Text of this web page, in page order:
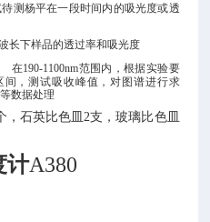
测杨平在一段时间内的吸光度或透
长下样品的透过率和吸光度
在190-1100nm范围内，根据实验要
间，测试吸收峰值，对图谱进行求
数据处理
，石英比色皿2支，玻璃比色皿
计A380